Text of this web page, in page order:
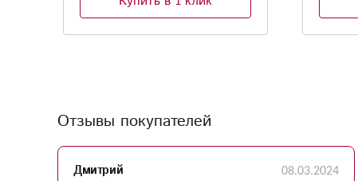
Отзывы покупателей
Дмитрий 08.03.2024